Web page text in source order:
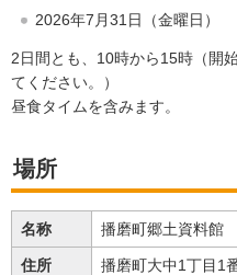
2026年7月31日（金曜日）
2日間とも、10時から15時（開
てください。）
昼食タイムを含みます。
場所
名称 播磨町郷土資料館
住所 播磨町大中1丁目1